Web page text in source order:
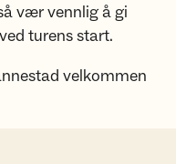
vær vennlig å gi
turens start.
velkommen